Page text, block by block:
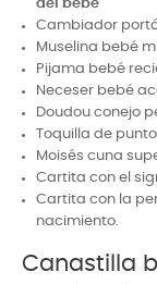
del bebé
Cambiador
Muselina bebé
Pijama bebé
Neceser bebé
Doudou conejo
Toquilla de
Moisés cuna
Cartita con el
Cartita con la
nacimiento.
Canastilla